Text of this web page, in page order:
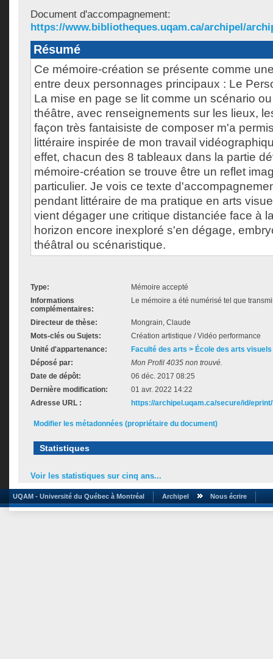
Document d'accompagnement:
https://www.bibliotheques.uqam.ca/archipel/
Résumé
Ce mémoire-création se présente comme
entre deux personnages principaux : Le
La mise en page se lit comme un scénario
théâtre, avec renseignements sur les lieux,
façon très fantaisiste de composer m'a
littéraire inspirée de mon travail
effet, chacun des 8 tableaux dans la partie
mémoire-création se trouve être un reflet
particulier. Je vois ce texte
pendant littéraire de ma pratique en arts
vient dégager une critique distanciée face à
horizon encore inexploré s'en dégage,
théâtral ou scénaristique.
Type:
Mémoire accepté
Informations
complémentaires:
Le mémoire a été numérisé tel que
Directeur de thèse:
Mongrain, Claude
Mots-clés ou Sujets:
Création artistique / Vidéo performance
Unité d'appartenance:
Faculté des arts > École des arts
Déposé par:
Mon Profil 4035 non trouvé.
Date de dépôt:
06 déc. 2017 08:25
Dernière modification:
01 avr. 2022 14:22
Adresse URL :
https://archipel.uqam.ca/secure/id/
Modifier les métadonnées (propriétaire du document)
Statistiques
Voir les statistiques sur cinq ans...
UQAM - Université du Québec à Montréal Archipel Nous écrire